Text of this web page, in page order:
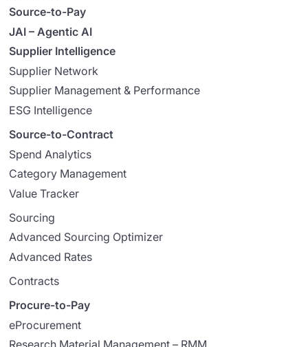
Source-to-Pay
JAI – Agentic AI
Supplier Intelligence
Supplier Network
Supplier Management & Performance
ESG Intelligence
Source-to-Contract
Spend Analytics
Category Management
Value Tracker
Sourcing
Advanced Sourcing Optimizer
Advanced Rates
Contracts
Procure-to-Pay
eProcurement